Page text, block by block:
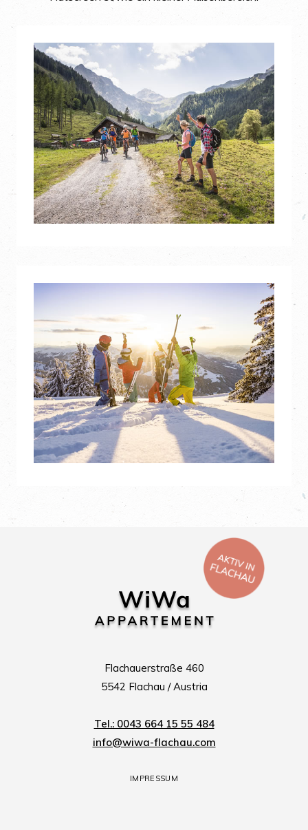
Flachauerstraße 460
5542 Flachau / Austria
Tel.: 0043 664 15 55 484
info@wiwa-flachau.com
IMPRESSUM